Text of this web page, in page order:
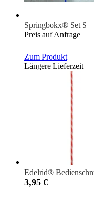
Springbokx® Set S
Preis auf Anfrage
Zum Produkt
Längere Lieferzeit
Edelrid®
3,95 €